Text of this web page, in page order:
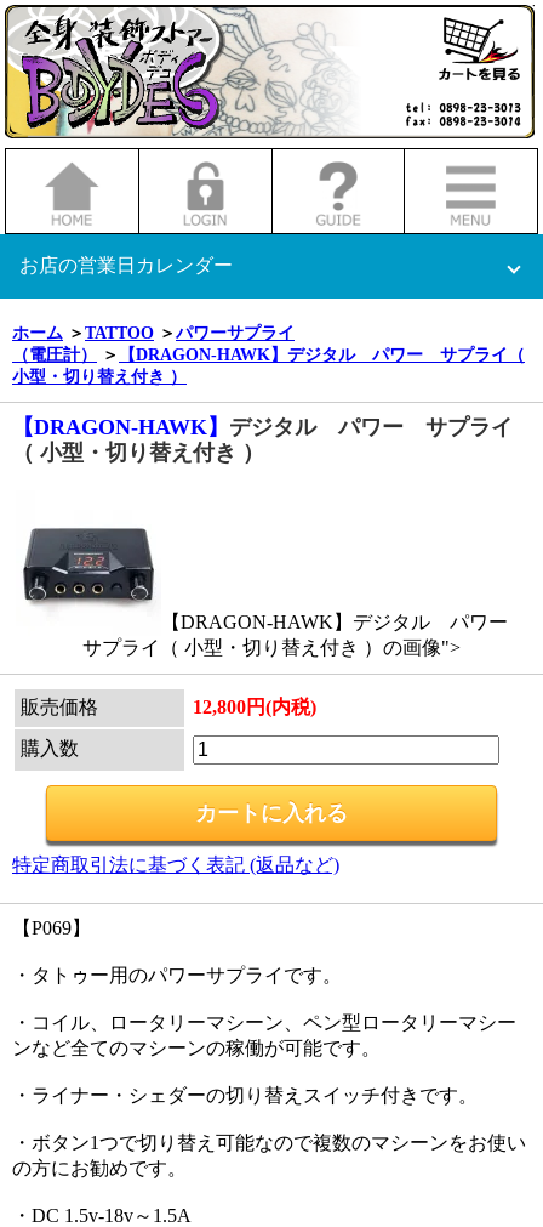
お店の営業日カレンダー
日
月 火 水 木 金
土
1
2 3
4
5
6 7 8 9
12
13 14 15 16 17
18
19
20 21 22 23 24
25
26
27 28 29 30
日
1
2
10
11 12 13 14 15
16
17
18 19 20 21 22
23
ホーム ＞ TATTOO ＞ パワーサプライ
（電圧計）
＞ 【DRAGON-HAWK】 デジタル パワー サプライ（
小型・切り替え付き ）
【DRAGON-HAWK】 デジタル パワー サプライ
（ 小型・切り替え付き ）
【DRAGON-HAWK】デジタル パワー
サプライ（ 小型・切り替え付き ）の画像">
販売価格
12,800円(内税)
購入数
特定商取引法に基づく表記 (返品など)
【P069】
・タトゥー用のパワーサプライです。
・コイル、ロータリーマシーン、ペン型ロータリーマシー
ンなど全てのマシーンの稼働が可能です。
・ライナー・シェダーの切り替えスイッチ付きです。
・ボタン1つで切り替え可能なので複数のマシーンをお使い
の方にお勧めです。
・DC 1.5v-18v～1.5A